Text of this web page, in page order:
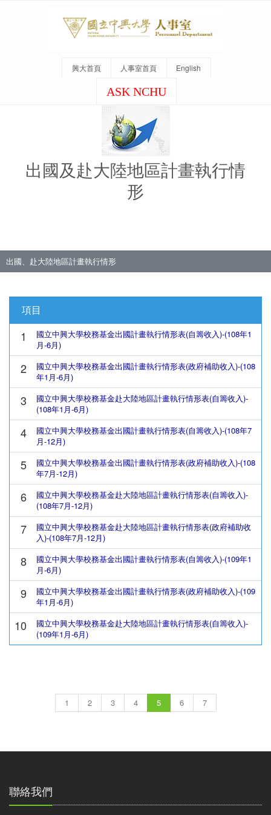
興大首頁 人事室首頁 English
ASK NCHU
出國及赴大陸地區計畫執行情
形
出國、赴大陸地區計畫執行情形
項目
1
國立中興大學校務基金出國計畫執行情形表(自籌收入)-(108年1
月-6月)
2
國立中興大學校務基金出國計畫執行情形表(政府補助收入)-(108
年1月-6月)
3
國立中興大學校務基金赴大陸地區計畫執行情形表(自籌收入)-
(108年1月-6月)
4
國立中興大學校務基金出國計畫執行情形表(自籌收入)-(108年7
月-12月)
5
國立中興大學校務基金出國計畫執行情形表(政府補助收入)-(108
年7月-12月)
6
國立中興大學校務基金赴大陸地區計畫執行情形表(自籌收入)-
(108年7月-12月)
7
國立中興大學校務基金赴大陸地區計畫執行情形表(政府補助收
入)-(108年7月-12月)
8
國立中興大學校務基金出國計畫執行情形表(自籌收入)-(109年1
月-6月)
9
國立中興大學校務基金出國計畫執行情形表(政府補助收入)-(109
年1月-6月)
10
國立中興大學校務基金赴大陸地區計畫執行情形表(自籌收入)-
(109年1月-6月)
1 2 3 4 5 6 7
聯絡我們